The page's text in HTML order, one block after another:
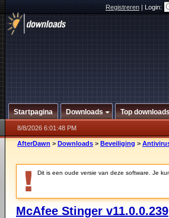
Registreren|Login:
Startpagina Downloads Top
8/8/2026 6:01:48 PM
AfterDawn > Downloads > Beveiliging >
Dit is een oude versie van deze software. Je
McAfee Stinger v11.0.0.239